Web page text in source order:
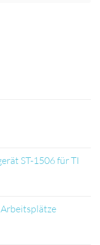
ST-1506 für TI